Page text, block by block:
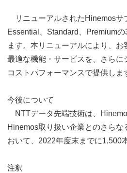
リニューアルされたHinemosサ
Essential、Standard、Premium
ます。本リニューアルにより、お
最適な機能・サービスを、さらに
コストパフォーマンスで提供しま
今後について
NTTデータ先端技術は、
Hinemos取り扱い企業とのさらな
おいて、2022年度末までに1,500
注釈